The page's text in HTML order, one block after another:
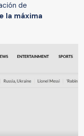
de
la máxima